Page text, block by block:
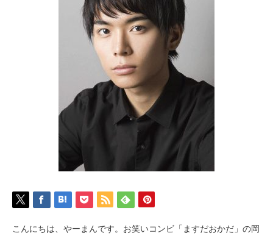
こんにちは、やーまんです。お笑いコンビ「ますだおかだ」の岡